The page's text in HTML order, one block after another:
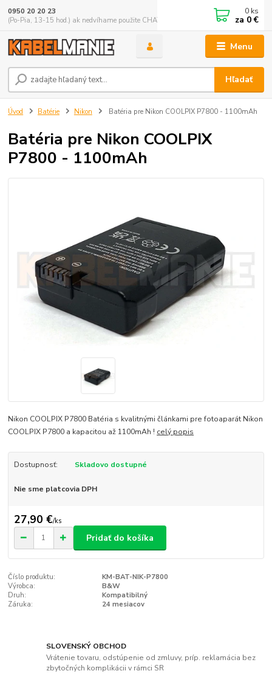
Menu
Hľadať
0950 20 20 23
(Po-Pia, 13-15 hod.) ak nedvíhame použite CHATBOX
0 ks
za 0 €
Úvod Batérie Nikon Batéria pre Nikon COOLPIX P7800 - 1100mAh
Batéria pre Nikon COOLPIX
P7800 - 1100mAh
Nikon COOLPIX P7800 Batéria s kvalitnými článkami pre fotoaparát Nikon
COOLPIX P7800 a kapacitou až 1100mAh ! celý popis
Dostupnosť: Skladovo dostupné
Nie sme platcovia DPH
27,90 €/ks
Pridať do košíka
Číslo produktu:
KM-BAT-NIK-P7800
Výrobca:
B&W
Druh:
Kompatibilný
Záruka:
24 mesiacov
SLOVENSKÝ OBCHOD
Vrátenie tovaru, odstúpenie od zmluvy, príp. reklamácia bez
zbytočných komplikácii v rámci SR